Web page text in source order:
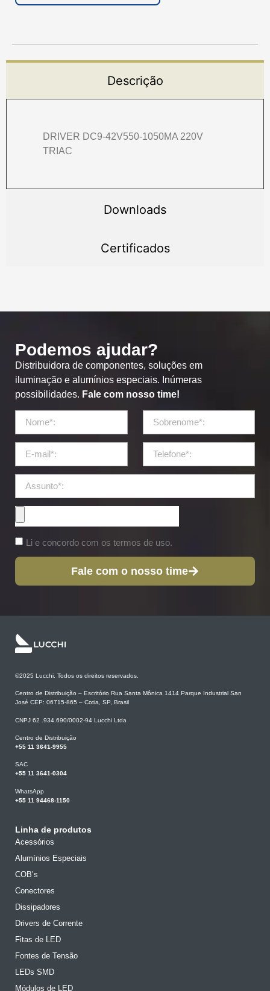
Descrição
Downloads
Certificados
DRIVER DC9-42V550-1050MA 220V
TRIAC
Podemos ajudar?
Distribuidora de componentes, soluções em
iluminação e alumínios especiais. Inúmeras
possibilidades. Fale com nosso time!
Li e concordo com os termos de uso.
Fale com o nosso time
©2025 Lucchi. Todos os direitos reservados.
Centro de Distribuição – Escritório Rua Santa Mônica 1414 Parque Industrial San
José CEP: 06715-865 – Cotia, SP, Brasil
CNPJ 62 .934.690/0002-94 Lucchi Ltda
Centro de Distribuição
+55 11 3641-9955
SAC
+55 11 3641-0304
WhatsApp
+55 11 94468-1150
Linha de produtos
Acessórios
Alumínios Especiais
COB’s
Conectores
Dissipadores
Drivers de Corrente
Fitas de LED
Fontes de Tensão
LEDs SMD
Módulos de LED